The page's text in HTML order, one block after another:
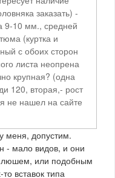
заказать) -
9-10 мм., средней
(куртка и
с обоих сторон
листа неопрена
крупная? (одна
120, вторая,- рост
не нашел на сайте
меня, допустим.
- мало видов, и они
или подобным
вставок типа